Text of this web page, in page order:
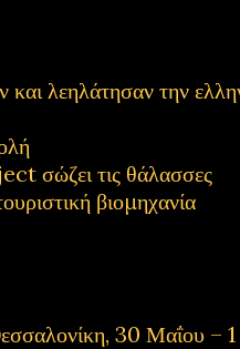
λεηλάτησαν την
σώζει τις θάλασσες
βιομηχανία
30 Μαΐου –